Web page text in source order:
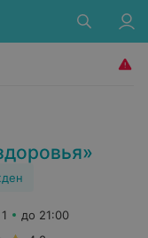
до 21:00